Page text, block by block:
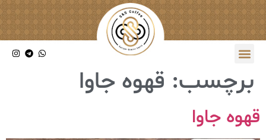
برچسب: قهوه جاوا
قهوه جاوا